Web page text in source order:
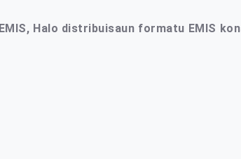
Halo distribuisaun formatu EMIS